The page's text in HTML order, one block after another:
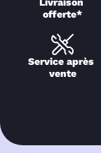
Livraison
offerte*
Service après
vente